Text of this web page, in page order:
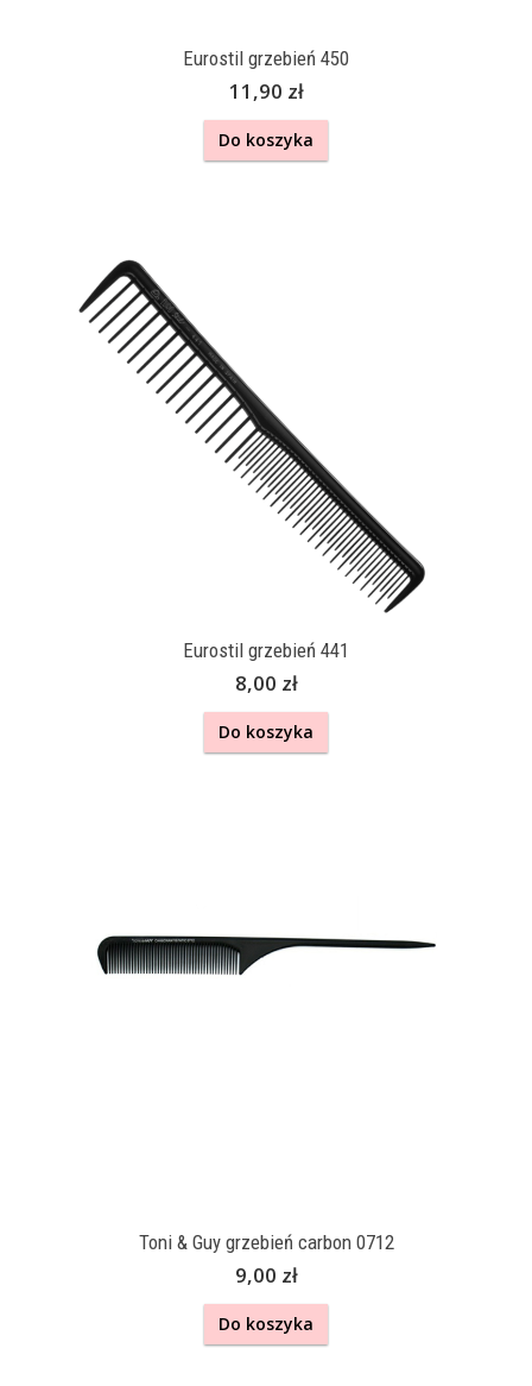
Eurostil grzebień 450
11,90 zł
Do koszyka
Eurostil grzebień 441
8,00 zł
Do koszyka
Toni & Guy grzebień carbon 0712
9,00 zł
Do koszyka